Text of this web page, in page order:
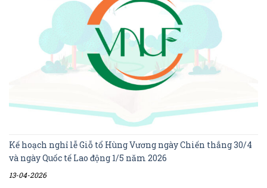
Kế hoạch nghỉ lễ Giỗ tổ Hùng Vương ngày Chiến thắng 30/4
và ngày Quốc tế Lao động 1/5 năm 2026
13-04-2026